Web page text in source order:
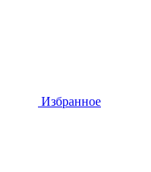
Избранное